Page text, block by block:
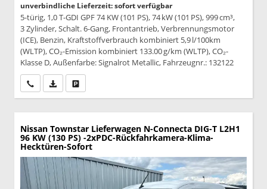
unverbindliche Lieferzeit: sofort verfügbar
5-türig, 1,0 T-GDI GPF 74 KW (101 PS), 74 kW (101 PS), 999 cm³,
3 Zylinder, Schalt. 6-Gang, Frontantrieb, Verbrennungsmotor
(ICE), Benzin, Kraftstoffverbrauch kombiniert 5,9 l/100km
(WLTP), CO₂-Emission kombiniert 133.00 g/km (WLTP), CO₂-
Klasse D, Außenfarbe: Signalrot Metallic, Fahrzeugnr.: 132122
Wir rufen Sie anPDF-Datei, Fahrzeugexposé drucken
Nissan Townstar Lieferwagen N-Connecta DIG-T L2H1
96 KW (130 PS) -2xPDC-Rückfahrkamera-Klima-
Hecktüren-Sofort